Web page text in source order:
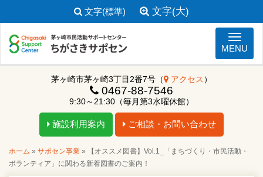
文字(標準) 文字(大)
ナビゲ
MENU
茅ヶ崎市茅ヶ崎3丁目2番7号（ アクセス ）
0467-88-7546
9:30～21:30（毎月第3水曜休館）
施設利用案内 ご相談・お問い合わせ
ホーム » サポセン事業 »
【オススメ図書】Vol.1_「まちづくり・市民活動・
ボランティア」に関わる新着図書のご案内！